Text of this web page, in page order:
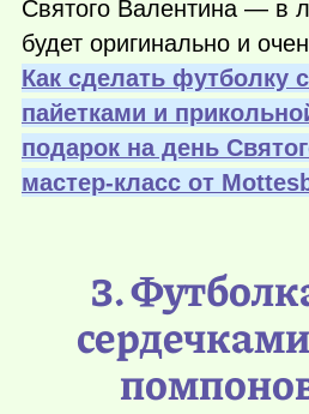
Святого Валентина — в
будет оригинально и
Как сделать футболку
пайетками и
подарок на день
мастер-класс от
3.